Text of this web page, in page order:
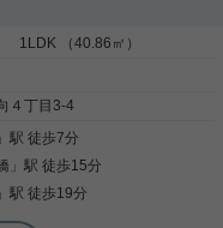
1LDK （40.86㎡）
４丁目3-4
」駅 徒歩7分
」駅 徒歩15分
」駅 徒歩19分